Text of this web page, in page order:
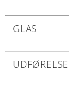
GLAS
UDFØRELSE